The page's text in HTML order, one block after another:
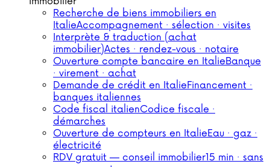
Recherche de biens immobiliers en
ItalieAccompagnement · sélection · visites
Interprète & traduction (achat
immobilier)Actes · rendez-vous · notaire
Ouverture compte bancaire en ItalieBanque
· virement · achat
Demande de crédit en ItalieFinancement ·
banques italiennes
Code fiscal italienCodice fiscale ·
démarches
Ouverture de compteurs en ItalieEau · gaz ·
électricité
RDV gratuit — conseil immobilier15 min · sans